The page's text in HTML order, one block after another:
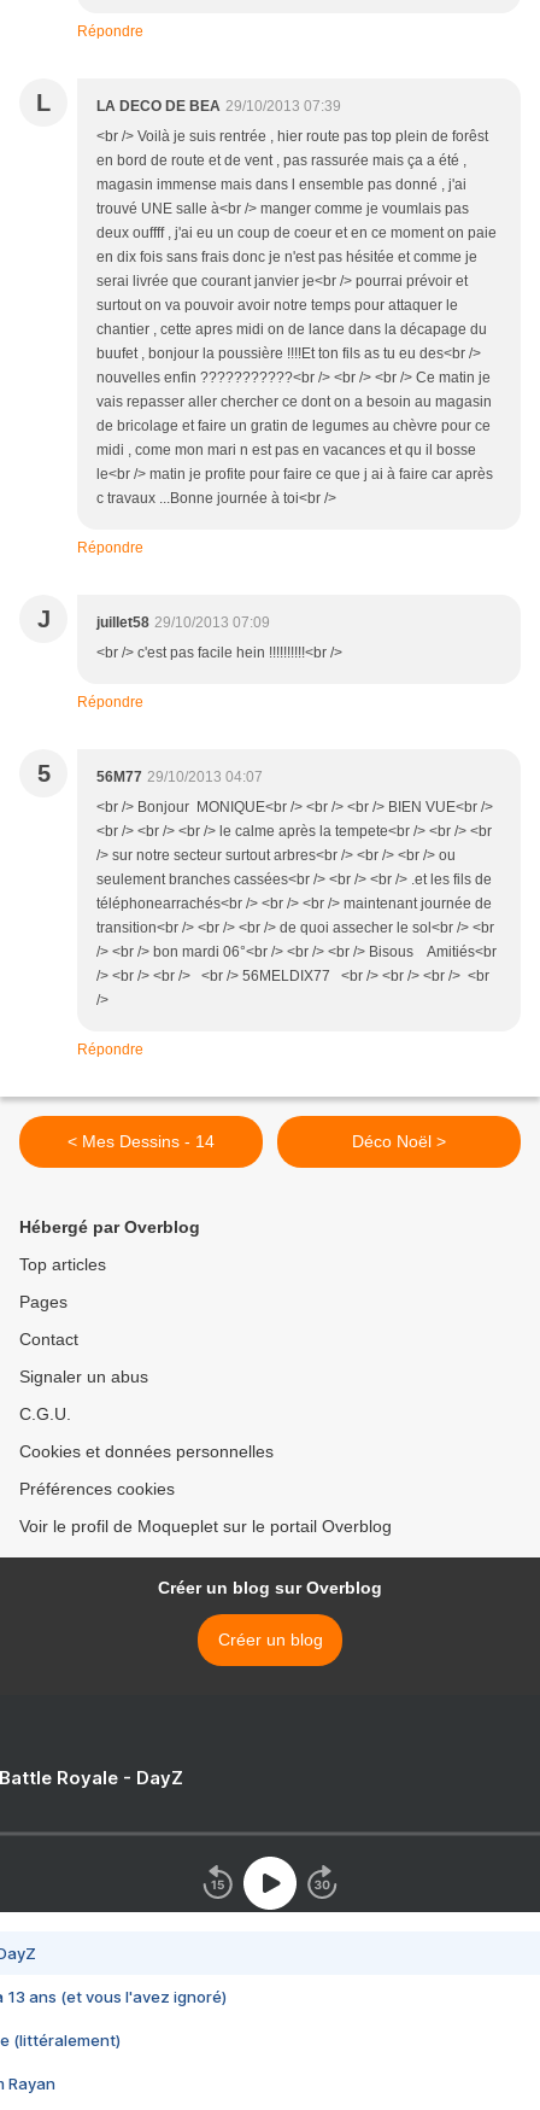
Répondre
L LA DECO DE BEA 29/10/2013 07:39
<br /> Voilà je suis rentrée , hier route pas top plein de forêst
en bord de route et de vent , pas rassurée mais ça a été ,
magasin immense mais dans l ensemble pas donné , j'ai
trouvé UNE salle à<br /> manger comme je voumlais pas
deux ouffff , j'ai eu un coup de coeur et en ce moment on paie
en dix fois sans frais donc je n'est pas hésitée et comme je
serai livrée que courant janvier je<br /> pourrai prévoir et
surtout on va pouvoir avoir notre temps pour attaquer le
chantier , cette apres midi on de lance dans la décapage du
buufet , bonjour la poussière !!!!Et ton fils as tu eu des<br />
nouvelles enfin ???????????<br /> <br /> <br /> Ce matin je
vais repasser aller chercher ce dont on a besoin au magasin
de bricolage et faire un gratin de legumes au chèvre pour ce
midi , come mon mari n est pas en vacances et qu il bosse
le<br /> matin je profite pour faire ce que j ai à faire car après
c travaux ...Bonne journée à toi<br />
Répondre
J juillet58 29/10/2013 07:09
<br /> c'est pas facile hein !!!!!!!!!!<br />
Répondre
5 56M77 29/10/2013 04:07
<br /> Bonjour MONIQUE<br /> <br /> <br /> BIEN VUE<br />
<br /> <br /> <br /> le calme après la tempete<br /> <br /> <br
/> sur notre secteur surtout arbres<br /> <br /> <br /> ou
seulement branches cassées<br /> <br /> <br /> .et les fils de
téléphonearrachés<br /> <br /> <br /> maintenant journée de
transition<br /> <br /> <br /> de quoi assecher le sol<br /> <br
/> <br /> bon mardi 06°<br /> <br /> <br /> Bisous Amitiés<br
/> <br /> <br /> <br /> 56MELDIX77 <br /> <br /> <br /> <br
/>
Répondre
< Mes Dessins - 14 Déco Noël >
Hébergé par Overblog
Top articles
Pages
Contact
Signaler un abus
C.G.U.
Cookies et données personnelles
Préférences cookies
Voir le profil de Moqueplet sur le portail Overblog
Créer un blog sur Overblog
Créer un blog
Royale - DayZ
13 ans (et vous l'avez ignoré)
(littéralement)
Rayan